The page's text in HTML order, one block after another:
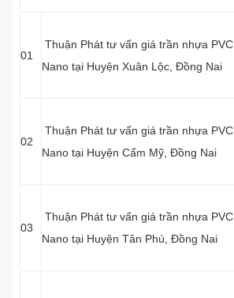
01
Thuận Phát tư vấn giá trần nhựa PVC,
Nano tại Huyện Xuân Lộc, Đồng Nai
02
Thuận Phát tư vấn giá trần nhựa PVC,
Nano tại Huyện Cẩm Mỹ, Đồng Nai
03
Thuận Phát tư vấn giá trần nhựa PVC,
Nano tại Huyện Tân Phú, Đồng Nai